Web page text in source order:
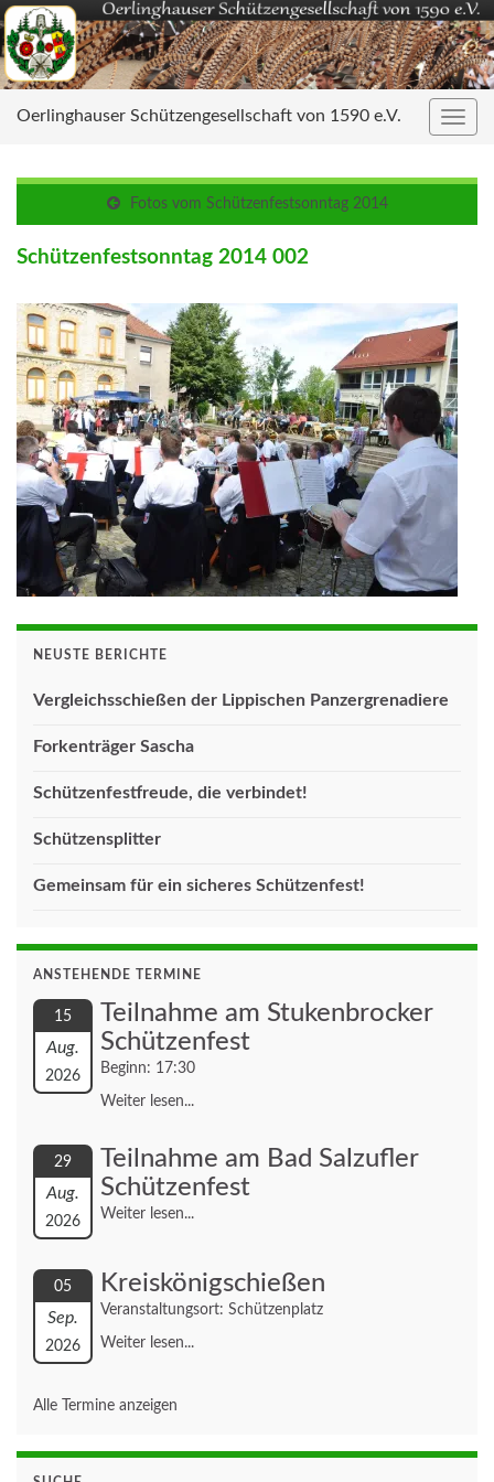
Oerlinghauser Schützengesellschaft von 1590 e.V.
Fotos vom Schützenfestsonntag 2014
Schützenfestsonntag 2014 002
NEUSTE BERICHTE
Vergleichsschießen der Lippischen Panzergrenadiere
Forkenträger Sascha
Schützenfestfreude, die verbindet!
Schützensplitter
Gemeinsam für ein sicheres Schützenfest!
ANSTEHENDE TERMINE
15
Aug.
2026
Teilnahme am Stukenbrocker
Schützenfest
Beginn: 17:30
Weiter lesen...
29
Aug.
2026
Teilnahme am Bad Salzufler
Schützenfest
Weiter lesen...
05
Sep.
2026
Kreiskönigschießen
Veranstaltungsort: Schützenplatz
Weiter lesen...
Alle Termine anzeigen